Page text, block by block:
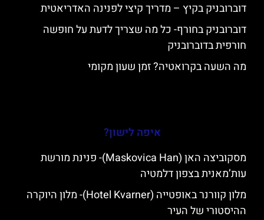
דוברובניק בקיץ – מדריך קיצי לפנינה האדריאטית
דוברובניק בחורף- כל מה שצריך לדעת על חופשה
חורפית בדוברובניק
מה השעה בקרואטיה? זמן שעון מקומי
איפה לישון?
מסקוביצה האן (Maskovica Han)- פנינת מורשת
עות’מאנית בצפון דלמטיה
מלון קוורנר באופטייה (Hotel Kvarner)- מלון היוקרה
ההיסטורי של העיר